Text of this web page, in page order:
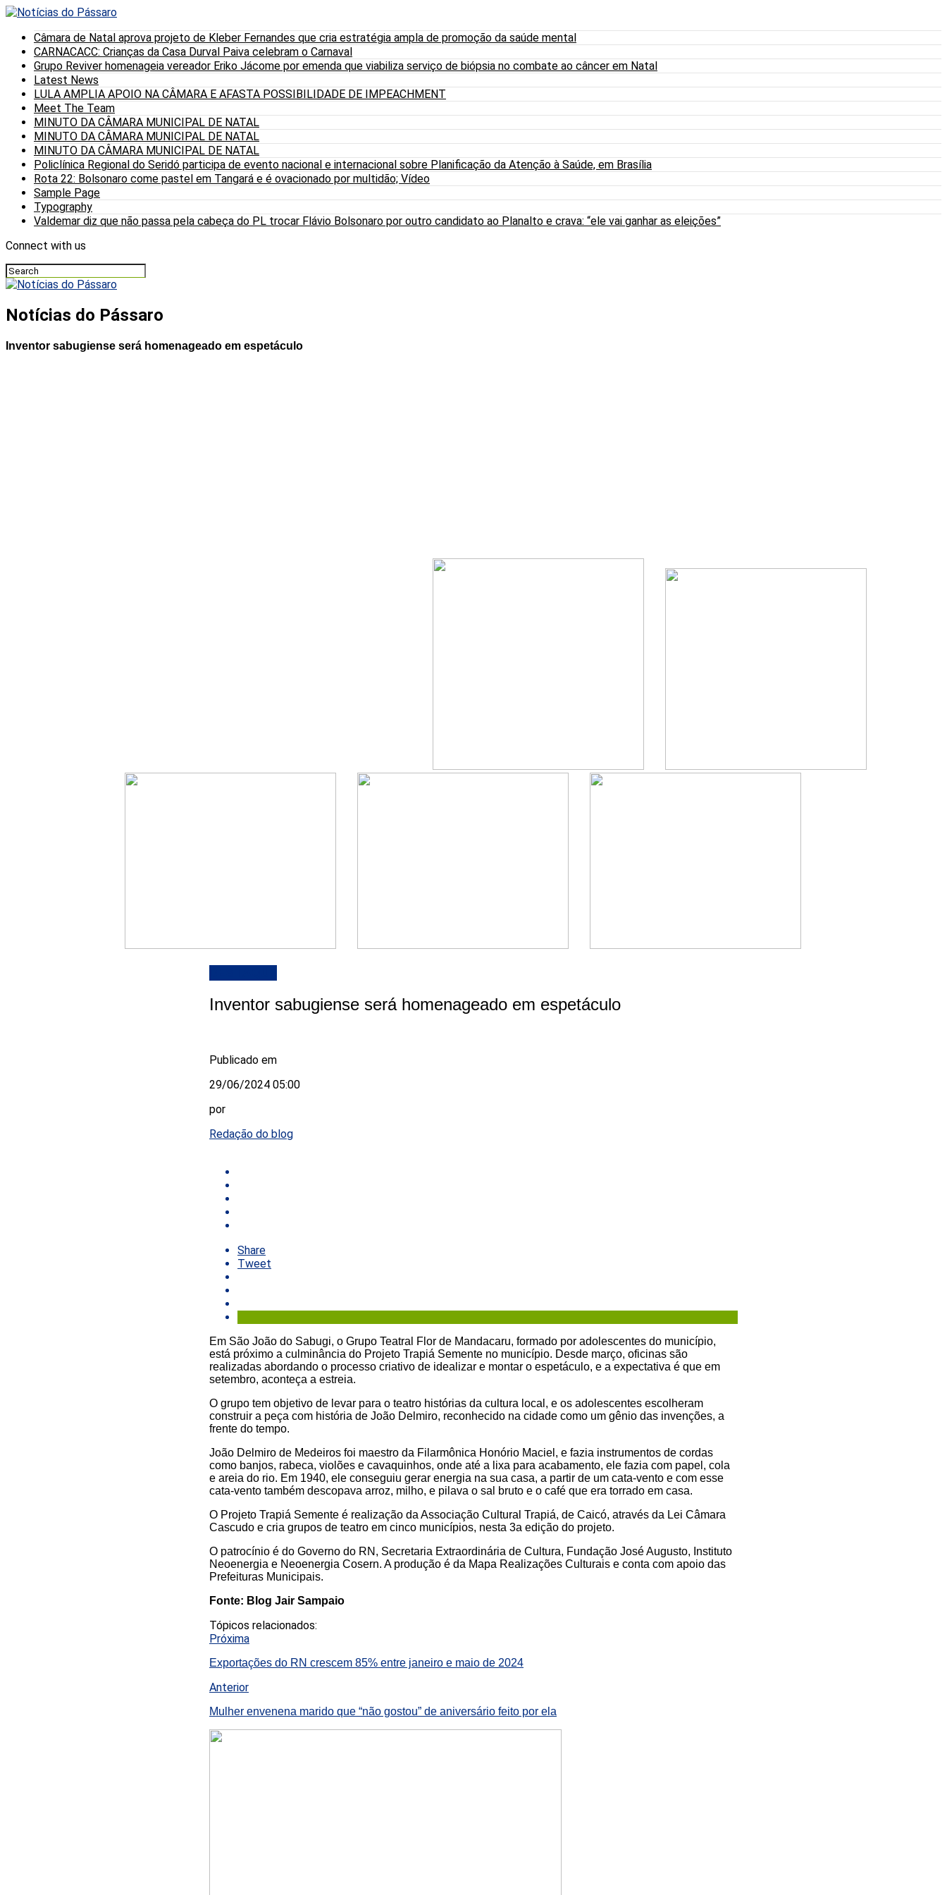
Câmara de Natal aprova projeto de Kleber Fernandes que cria estratégia ampla de promoção da saúde mental
CARNACACC: Crianças da Casa Durval Paiva celebram o Carnaval
Grupo Reviver homenageia vereador Eriko Jácome por emenda que viabiliza serviço de biópsia no combate ao câncer em Natal
Latest News
LULA AMPLIA APOIO NA CÂMARA E AFASTA POSSIBILIDADE DE IMPEACHMENT
Meet The Team
MINUTO DA CÂMARA MUNICIPAL DE NATAL
MINUTO DA CÂMARA MUNICIPAL DE NATAL
MINUTO DA CÂMARA MUNICIPAL DE NATAL
Policlínica Regional do Seridó participa de evento nacional e internacional sobre Planificação da Atenção à Saúde, em Brasília
Rota 22: Bolsonaro come pastel em Tangará e é ovacionado por multidão; Vídeo
Sample Page
Typography
Valdemar diz que não passa pela cabeça do PL trocar Flávio Bolsonaro por outro candidato ao Planalto e crava: “ele vai ganhar as eleições”
Connect with us
Notícias do Pássaro
Inventor sabugiense será homenageado em espetáculo
Inventor sabugiense será homenageado em espetáculo
Publicado em
29/06/2024 05:00
por
Redação do blog
Share
Tweet
Em São João do Sabugi, o Grupo Teatral Flor de Mandacaru, formado por adolescentes do município,
está próximo a culminância do Projeto Trapiá Semente no município. Desde março, oficinas são
realizadas abordando o processo criativo de idealizar e montar o espetáculo, e a expectativa é que em
setembro, aconteça a estreia.
O grupo tem objetivo de levar para o teatro histórias da cultura local, e os adolescentes escolheram
construir a peça com história de João Delmiro, reconhecido na cidade como um gênio das invenções, a
frente do tempo.
João Delmiro de Medeiros foi maestro da Filarmônica Honório Maciel, e fazia instrumentos de cordas
como banjos, rabeca, violões e cavaquinhos, onde até a lixa para acabamento, ele fazia com papel, cola
e areia do rio. Em 1940, ele conseguiu gerar energia na sua casa, a partir de um cata-vento e com esse
cata-vento também descopava arroz, milho, e pilava o sal bruto e o café que era torrado em casa.
O Projeto Trapiá Semente é realização da Associação Cultural Trapiá, de Caicó, através da Lei Câmara
Cascudo e cria grupos de teatro em cinco municípios, nesta 3a edição do projeto.
O patrocínio é do Governo do RN, Secretaria Extraordinária de Cultura, Fundação José Augusto, Instituto
Neoenergia e Neoenergia Cosern. A produção é da Mapa Realizações Culturais e conta com apoio das
Prefeituras Municipais.
Fonte: Blog Jair Sampaio
Tópicos relacionados:
Próxima
Exportações do RN crescem 85% entre janeiro e maio de 2024
Anterior
Mulher envenena marido que “não gostou” de aniversário feito por ela